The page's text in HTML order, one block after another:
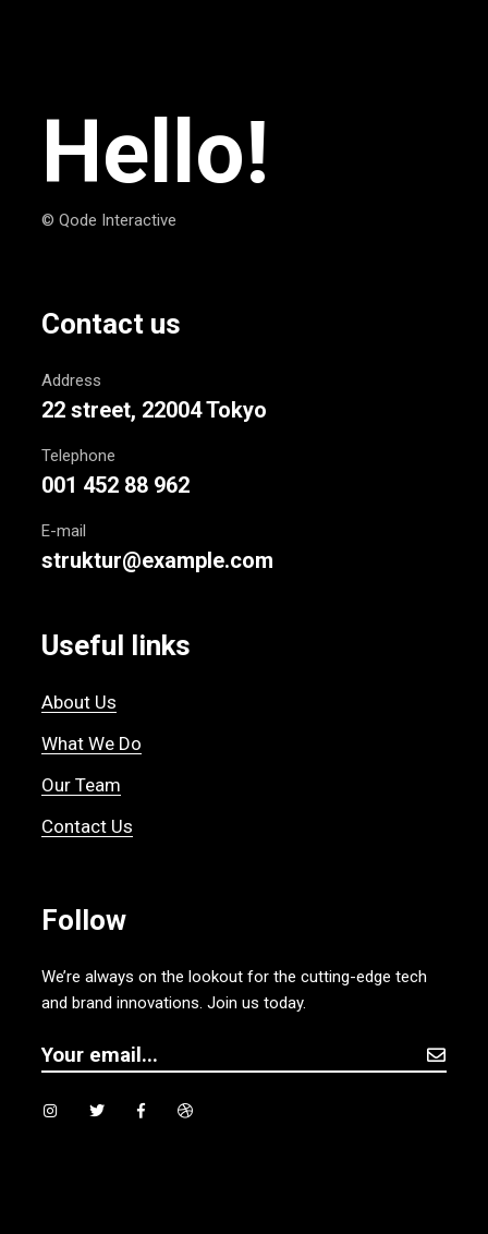
Hello!
© Qode Interactive
Contact us
Address
22 street, 22004 Tokyo
Telephone
001 452 88 962
E-mail
struktur@example.com
Useful links
About Us
What We Do
Our Team
Contact Us
Follow
We’re always on the lookout for the cutting-edge tech
and brand innovations. Join us today.